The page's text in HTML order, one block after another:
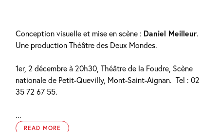
Conception visuelle et mise en scène : Daniel Meilleur.
Une production Théâtre des Deux Mondes.
1er, 2 décembre à 20h30, Théâtre de la Foudre, Scène
nationale de Petit-Quevilly, Mont-Saint-Aignan. Tel : 02
35 72 67 55.
...
READ MORE